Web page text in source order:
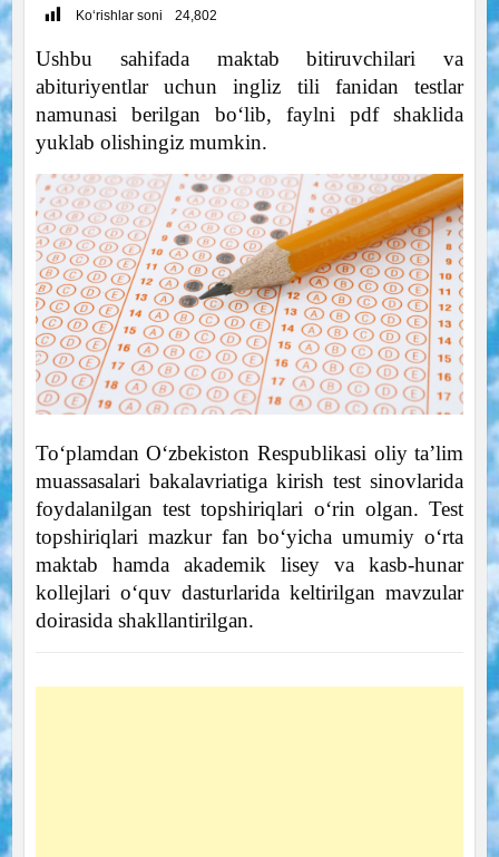
Ko‘rishlar soni 24,802
Ushbu sahifada maktab bitiruvchilari va
abituriyentlar uchun ingliz tili fanidan testlar
namunasi berilgan bo‘lib, faylni pdf shaklida
yuklab olishingiz mumkin.
To‘plamdan O‘zbekiston Respublikasi oliy ta’lim
muassasalari bakalavriatiga kirish test sinovlarida
foydalanilgan test topshiriqlari o‘rin olgan. Test
topshiriqlari mazkur fan bo‘yicha umumiy o‘rta
maktab hamda akademik lisey va kasb-hunar
kollejlari o‘quv dasturlarida keltirilgan mavzular
doirasida shakllantirilgan.